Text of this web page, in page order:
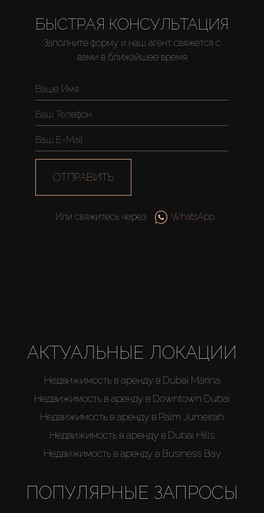
Аренда
Продажа
Новостройки
AX Journal
БЫСТРАЯ КОНСУЛЬТАЦИЯ
Заполните форму и наш агент свяжется с
вами в ближайшее время
ОТПРАВИТЬ
Или свяжитесь через WhatsApp
АКТУАЛЬНЫЕ ЛОКАЦИИ
Недвижимость в аренду в Dubai Marina
Недвижимость в аренду в Downtown Dubai
Недвижимость в аренду в Palm Jumeirah
Недвижимость в аренду в Dubai Hills
Недвижимость в аренду в Business Bay
ПОПУЛЯРНЫЕ ЗАПРОСЫ